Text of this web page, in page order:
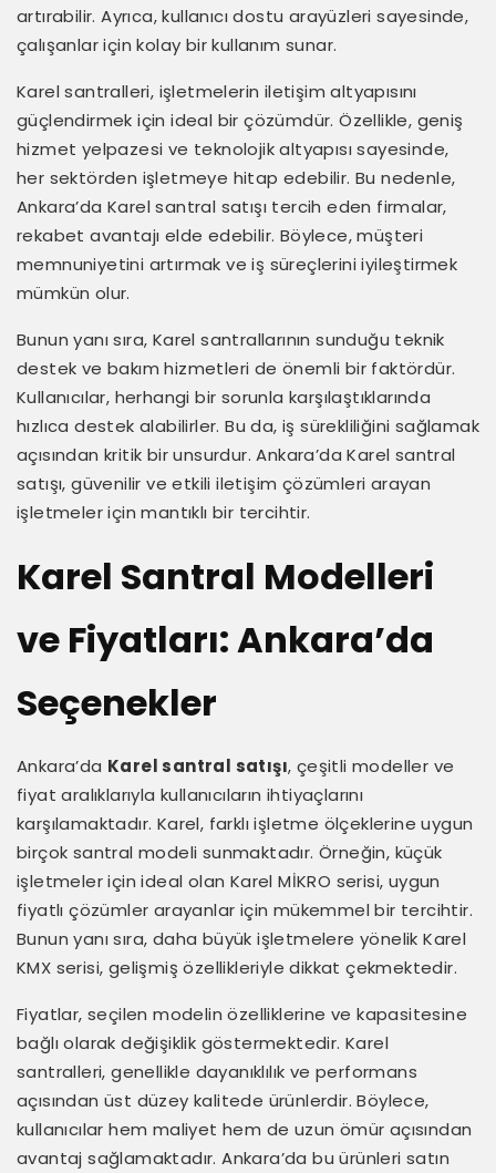
artırabilir. Ayrıca, kullanıcı dostu arayüzleri sayesinde,
çalışanlar için kolay bir kullanım sunar.
Karel santralleri, işletmelerin iletişim altyapısını
güçlendirmek için ideal bir çözümdür. Özellikle, geniş
hizmet yelpazesi ve teknolojik altyapısı sayesinde,
her sektörden işletmeye hitap edebilir. Bu nedenle,
Ankara’da Karel santral satışı tercih eden firmalar,
rekabet avantajı elde edebilir. Böylece, müşteri
memnuniyetini artırmak ve iş süreçlerini iyileştirmek
mümkün olur.
Bunun yanı sıra, Karel santrallarının sunduğu teknik
destek ve bakım hizmetleri de önemli bir faktördür.
Kullanıcılar, herhangi bir sorunla karşılaştıklarında
hızlıca destek alabilirler. Bu da, iş sürekliliğini sağlamak
açısından kritik bir unsurdur. Ankara’da Karel santral
satışı, güvenilir ve etkili iletişim çözümleri arayan
işletmeler için mantıklı bir tercihtir.
Karel Santral Modelleri
ve Fiyatları: Ankara’da
Seçenekler
Ankara’da Karel santral satışı, çeşitli modeller ve
fiyat aralıklarıyla kullanıcıların ihtiyaçlarını
karşılamaktadır. Karel, farklı işletme ölçeklerine uygun
birçok santral modeli sunmaktadır. Örneğin, küçük
işletmeler için ideal olan Karel MİKRO serisi, uygun
fiyatlı çözümler arayanlar için mükemmel bir tercihtir.
Bunun yanı sıra, daha büyük işletmelere yönelik Karel
KMX serisi, gelişmiş özellikleriyle dikkat çekmektedir.
Fiyatlar, seçilen modelin özelliklerine ve kapasitesine
bağlı olarak değişiklik göstermektedir. Karel
santralleri, genellikle dayanıklılık ve performans
açısından üst düzey kalitede ürünlerdir. Böylece,
kullanıcılar hem maliyet hem de uzun ömür açısından
avantaj sağlamaktadır. Ankara’da bu ürünleri satın